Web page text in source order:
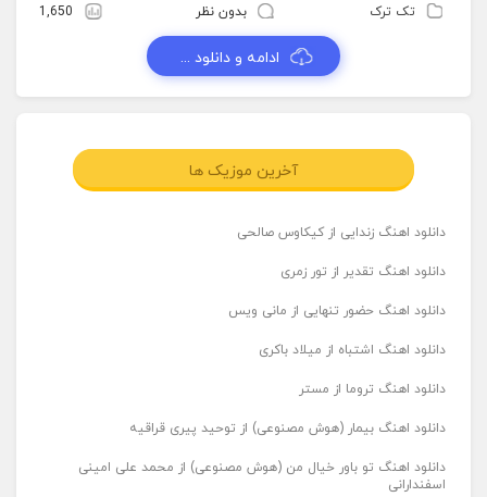
تک ترک بدون نظر 1,650
ادامه و دانلود ...
آخرین موزیک ها
دانلود اهنگ زندایی از کیکاوس صالحی
دانلود اهنگ تقدیر از تور زمری
دانلود اهنگ حضور تنهایی از مانی ویس
دانلود اهنگ اشتباه از میلاد باکری
دانلود اهنگ تروما از مستر
دانلود اهنگ بیمار (هوش مصنوعی) از توحید پیری قراقیه
دانلود اهنگ تو باور خیال من (هوش مصنوعی) از محمد علی امینی
اسفندارانی